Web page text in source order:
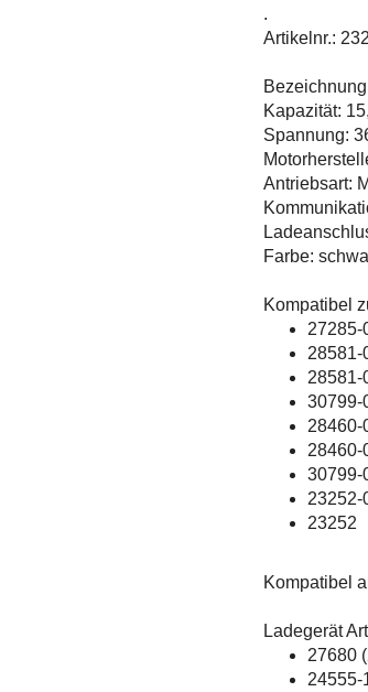
.
Artikelnr.:
Kapazität:
Spannung:
Antriebsart:
Farbe:
Kompatibel
27285-
28581-
28581-
30799-
28460-
28460-
30799-
23252-
23252
Kompatibel
Ladegerät
27680
24555-